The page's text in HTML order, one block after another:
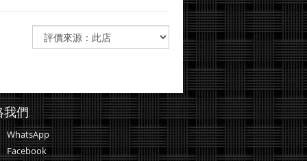
我們
WhatsApp
Facebook